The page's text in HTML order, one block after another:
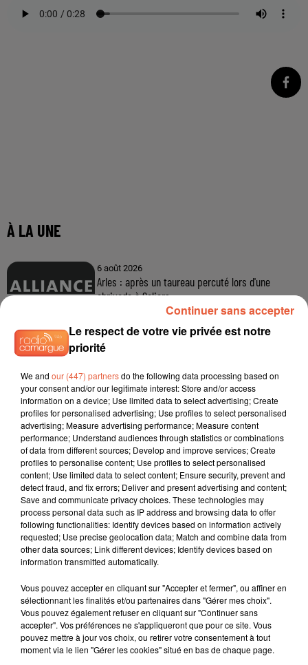
À LA UNE
Le respect de votre vie privée est notre
priorité
We and our (447) partnersdo the following data processing based on
your consent and/or our legitimate interest: Store and/or access
information on a device; Use limited data to select advertising; Create
profiles for personalised advertising; Use profiles to select personalised
advertising; Measure advertising performance; Measure content
performance; Understand audiences through statistics or combinations
of data from different sources; Develop and improve services; Create
profiles to personalise content; Use profiles to select personalised
content; Use limited data to select content; Ensure security, prevent and
detect fraud, and fix errors; Deliver and present advertising and content;
Save and communicate privacy choices. These technologies may
process personal data such as IP address and browsing data to offer
following functionalities: Identify devices based on information actively
requested; Use precise geolocation data; Match and combine data from
other data sources; Link different devices; Identify devices based on
information transmitted automatically.
Vous pouvez accepter en cliquant sur "Accepter et fermer", ou affiner en
sélectionnant les finalités et/ou partenaires dans "Gérer mes choix".
Vous pouvez également refuser en cliquant sur "Continuer sans
accepter". Vos préférences ne s'appliqueront que pour ce site. Vous
pouvez mettre à jour vos choix, ou retirer votre consentement à tout
moment via le lien "Gérer les cookies" situé en bas de chaque page.
Continuer sans accepter